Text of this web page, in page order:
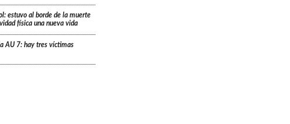
estuvo al borde de la muerte
física una nueva vida
AU 7: hay tres víctimas